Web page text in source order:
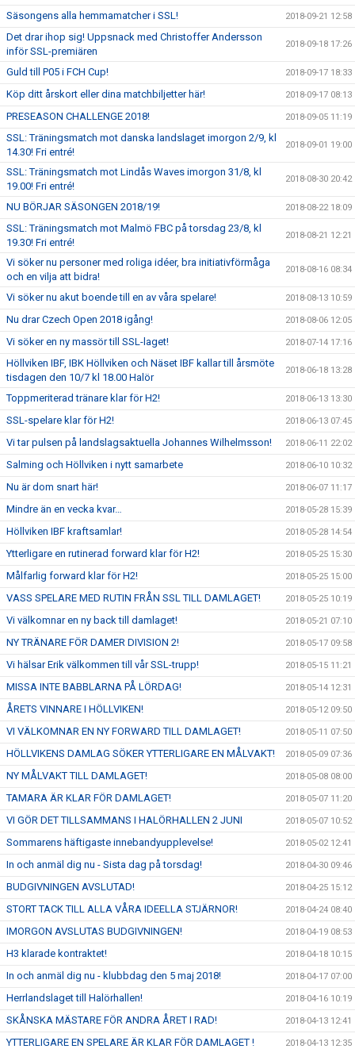
Säsongens alla hemmamatcher i SSL! 2018-09-21 12:58
Det drar ihop sig! Uppsnack med Christoffer Andersson
inför SSL-premiären
2018-09-18 17:26
Guld till P05 i FCH Cup! 2018-09-17 18:33
Köp ditt årskort eller dina matchbiljetter här! 2018-09-17 08:13
PRESEASON CHALLENGE 2018! 2018-09-05 11:19
SSL: Träningsmatch mot danska landslaget imorgon 2/9, kl
14.30! Fri entré!
2018-09-01 19:00
SSL: Träningsmatch mot Lindås Waves imorgon 31/8, kl
19.00! Fri entré!
2018-08-30 20:42
NU BÖRJAR SÄSONGEN 2018/19! 2018-08-22 18:09
SSL: Träningsmatch mot Malmö FBC på torsdag 23/8, kl
19.30! Fri entré!
2018-08-21 12:21
Vi söker nu personer med roliga idéer, bra initiativförmåga
och en vilja att bidra!
2018-08-16 08:34
Vi söker nu akut boende till en av våra spelare! 2018-08-13 10:59
Nu drar Czech Open 2018 igång! 2018-08-06 12:05
Vi söker en ny massör till SSL-laget! 2018-07-14 17:16
Höllviken IBF, IBK Höllviken och Näset IBF kallar till årsmöte
tisdagen den 10/7 kl 18.00 Halör
2018-06-18 13:28
Toppmeriterad tränare klar för H2! 2018-06-13 13:30
SSL-spelare klar för H2! 2018-06-13 07:45
Vi tar pulsen på landslagsaktuella Johannes Wilhelmsson! 2018-06-11 22:02
Salming och Höllviken i nytt samarbete 2018-06-10 10:32
Nu är dom snart här! 2018-06-07 11:17
Mindre än en vecka kvar… 2018-05-28 15:39
Höllviken IBF kraftsamlar! 2018-05-28 14:54
Ytterligare en rutinerad forward klar för H2! 2018-05-25 15:30
Målfarlig forward klar för H2! 2018-05-25 15:00
VASS SPELARE MED RUTIN FRÅN SSL TILL DAMLAGET! 2018-05-25 10:19
Vi välkomnar en ny back till damlaget! 2018-05-21 07:10
NY TRÄNARE FÖR DAMER DIVISION 2! 2018-05-17 09:58
Vi hälsar Erik välkommen till vår SSL-trupp! 2018-05-15 11:21
MISSA INTE BABBLARNA PÅ LÖRDAG! 2018-05-14 12:31
ÅRETS VINNARE I HÖLLVIKEN! 2018-05-12 09:50
VI VÄLKOMNAR EN NY FORWARD TILL DAMLAGET! 2018-05-11 07:50
HÖLLVIKENS DAMLAG SÖKER YTTERLIGARE EN MÅLVAKT! 2018-05-09 07:36
NY MÅLVAKT TILL DAMLAGET! 2018-05-08 08:00
TAMARA ÄR KLAR FÖR DAMLAGET! 2018-05-07 11:20
VI GÖR DET TILLSAMMANS I HALÖRHALLEN 2 JUNI 2018-05-07 10:52
Sommarens häftigaste innebandyupplevelse! 2018-05-02 12:41
In och anmäl dig nu - Sista dag på torsdag! 2018-04-30 09:46
BUDGIVNINGEN AVSLUTAD! 2018-04-25 15:12
STORT TACK TILL ALLA VÅRA IDEELLA STJÄRNOR! 2018-04-24 08:40
IMORGON AVSLUTAS BUDGIVNINGEN! 2018-04-19 08:53
H3 klarade kontraktet! 2018-04-18 10:15
In och anmäl dig nu - klubbdag den 5 maj 2018! 2018-04-17 07:00
Herrlandslaget till Halörhallen! 2018-04-16 10:19
SKÅNSKA MÄSTARE FÖR ANDRA ÅRET I RAD! 2018-04-13 12:41
YTTERLIGARE EN SPELARE ÄR KLAR FÖR DAMLAGET ! 2018-04-13 12:35